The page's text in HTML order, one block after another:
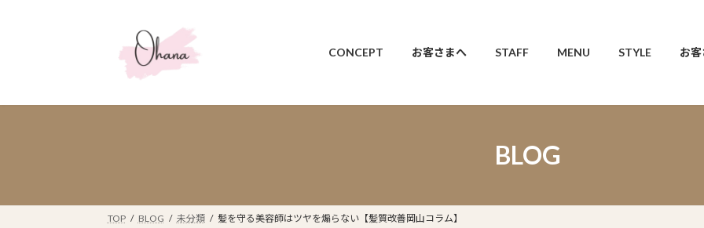
へ
ョ
CONCEPT お客さまへ STAFF MENU STYLE お
BLOG
TOP BLOG 未分類 髪を守る美容師はツヤを煽らない【髪質改善岡山コラム】